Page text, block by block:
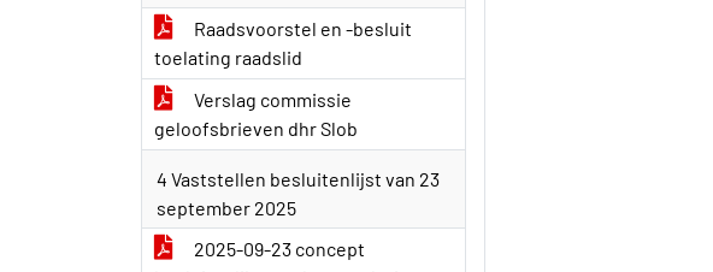
Raadsvoorstel en -besluit
toelating raadslid
Verslag commissie
geloofsbrieven dhr Slob
4 Vaststellen besluitenlijst van 23
september 2025
2025-09-23 concept